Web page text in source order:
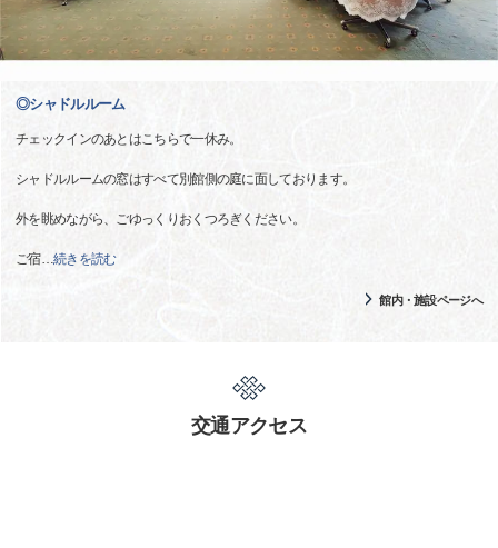
◎シャドルルーム
チェックインのあとはこちらで一休み。
シャドルルームの窓はすべて別館側の庭に面しております。
外を眺めながら、ごゆっくりおくつろぎください。
ご宿… 続きを読む
館内・施設ページへ
交通アクセス